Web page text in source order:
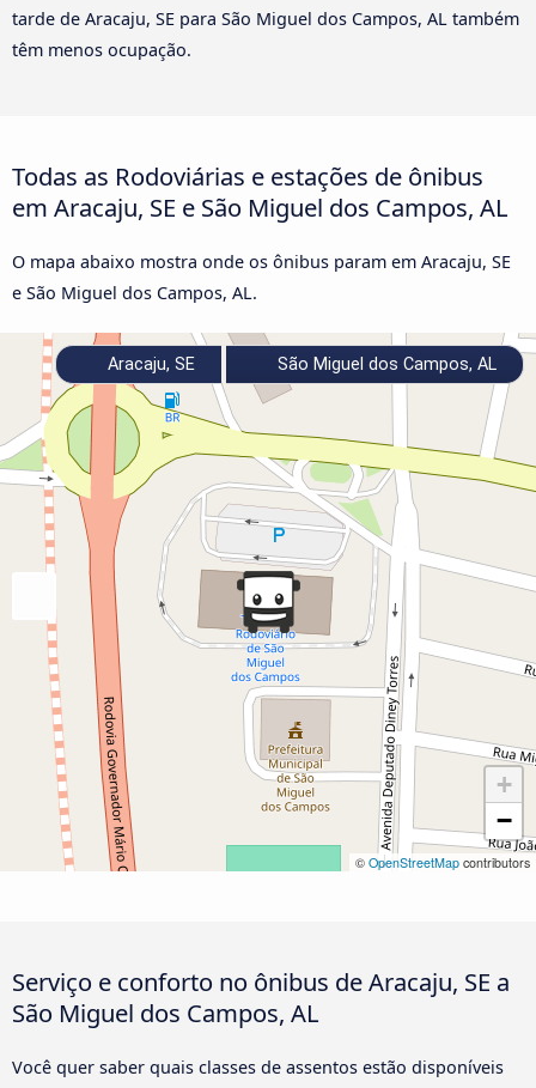
tarde de Aracaju, SE para São Miguel dos Campos, AL também
têm menos ocupação.
Todas as Rodoviárias e estações de ônibus
em Aracaju, SE e São Miguel dos Campos, AL
O mapa abaixo mostra onde os ônibus param em Aracaju, SE
e São Miguel dos Campos, AL.
+
−
© OpenStreetMap contributors
Aracaju, SE São Miguel dos Campos, AL
Serviço e conforto no ônibus de Aracaju, SE a
São Miguel dos Campos, AL
Você quer saber quais classes de assentos estão disponíveis